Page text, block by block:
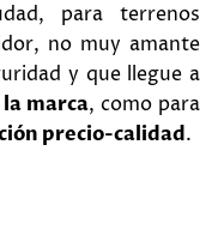
para terrenos
no muy amante
y que llegue a
marca, como para
precio-calidad.